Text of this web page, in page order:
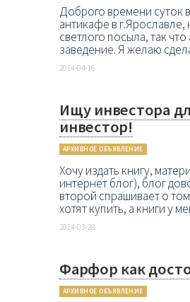
Доброго времени суток
антикафе в
светлого посыла, так
заведение. Я желаю
2014-04-16
Ищу инвестора
инвестор!
АРХИВНОЕ ОБЪЯВЛЕНИЕ
Хочу издать книгу,
интернет блог), блог
второй спрашивает о
хотят купить, а книги у
2014-03-28
Фарфор как
АРХИВНОЕ ОБЪЯВЛЕНИЕ